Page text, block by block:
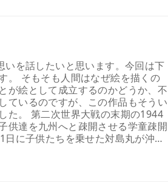
を話したいと思います。今回は下
。 そもそも人間はなぜ絵を描くの
が絵として成立するのかどうか、不
ているのですが、この作品もそうい
た。 第二次世界大戦の末期の1944
供達を九州へと疎開させる学童疎開
日に子供たちを乗せた対島丸が沖…